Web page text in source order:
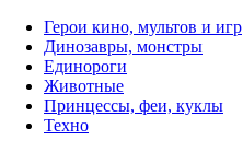
Герои кино, мультов и игр
Динозавры, монстры
Единороги
Животные
Принцессы, феи, куклы
Техно